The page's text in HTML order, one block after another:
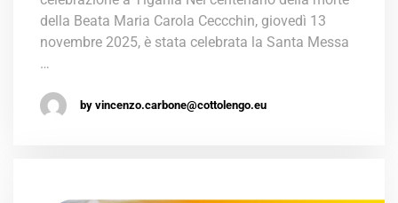
della Beata Maria Carola Ceccchin, giovedì 13
novembre 2025, è stata celebrata la Santa Messa
…
by vincenzo.carbone@cottolengo.eu